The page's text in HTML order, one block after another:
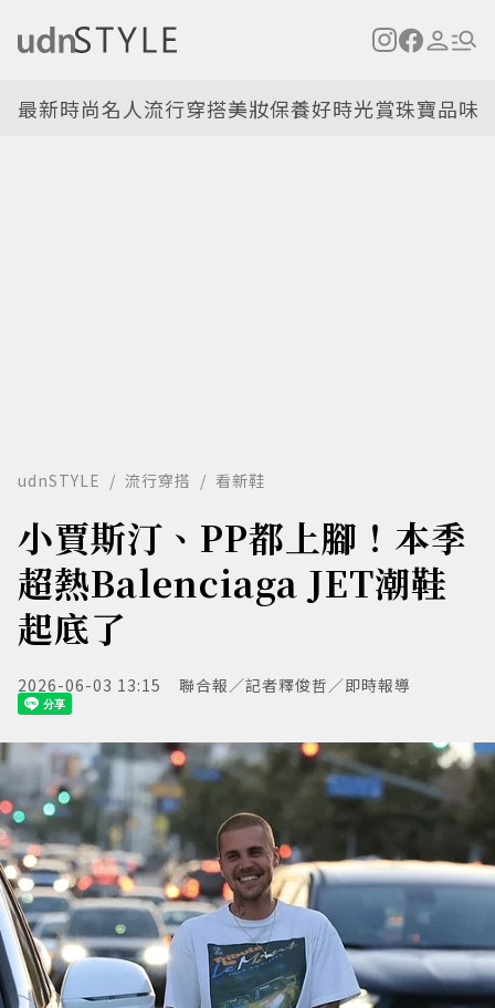
最新時尚名人流行穿搭美妝保養好時光賞珠寶品味
udnSTYLE 流行穿搭 看新鞋
小賈斯汀、PP都上腳！本季
超熱Balenciaga JET潮鞋
起底了
2026-06-03 13:15 聯合報／記者釋俊哲／即時報導